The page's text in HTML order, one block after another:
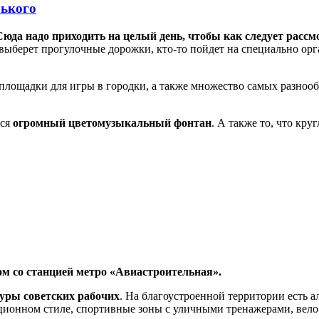
надо приходить на целый день, чтобы как следует
прогулочные дорожки, кто-то пойдет на специально
для игры в городки, а также множество самых
огромный цветомузыкальный фонтан. А также то, что
станцией метро «Авиастроительная».
советских рабочих. На благоустроенной территории
стиле, спортивные зоны с уличными тренажерами,